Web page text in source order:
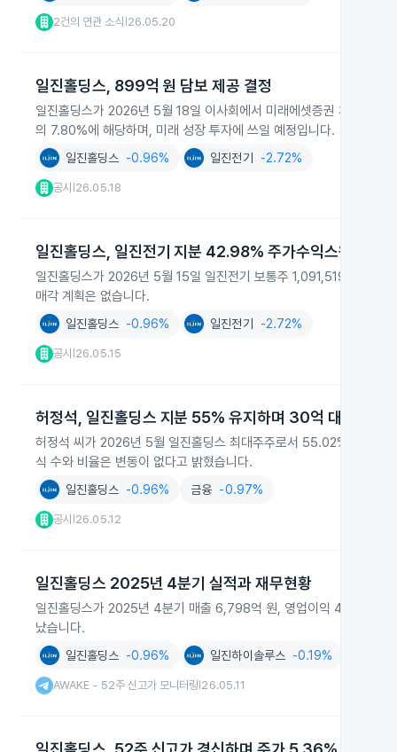
2건의 연관 소식 26.05.20
일진홀딩스, 899억 원 담보 제공 결정
일진홀딩스가 2026년 5월 18일 이사회에서 미래에셋증권 채권자
의 7.80%에 해당하며, 미래 성장 투자에 쓰일 예정입니다.
일진홀딩스 -0.96% 일진전기 -2.72%
공시 26.05.18
일진홀딩스, 일진전기 지분 42.98% 주가수익스왑 방식
일진홀딩스가 2026년 5월 15일 일진전기 보통주 1,091,519주를 주
매각 계획은 없습니다.
일진홀딩스 -0.96% 일진전기 -2.72%
공시 26.05.15
허정석, 일진홀딩스 지분 55% 유지하며 30억 대출
허정석 씨가 2026년 5월 일진홀딩스 최대주주로서 55.02% 지분을
식 수와 비율은 변동이 없다고 밝혔습니다.
일진홀딩스 -0.96% 금융 -0.97%
공시 26.05.12
일진홀딩스 2025년 4분기 실적과 재무현황
일진홀딩스가 2025년 4분기 매출 6,798억 원, 영업이익 443억 원,
났습니다.
일진홀딩스 -0.96% 일진하이솔루스 -0.19%
AWAKE - 52주 신고가 모니터링 26.05.11